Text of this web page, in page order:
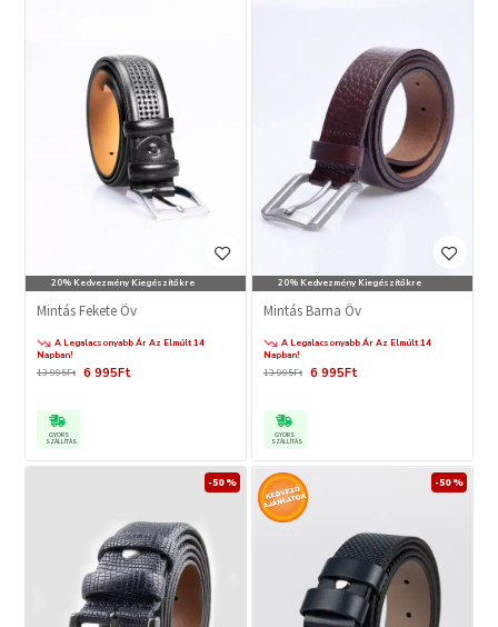
20% Kedvezmény Kiegészítőkre
Mintás Fekete Öv
A Legalacsonyabb Ár Az Elmúlt 14
Napban!
6 995Ft
13 995Ft
GYORS
SZÁLLÍTÁS
20% Kedvezmény Kiegészítőkre
Mintás Barna Öv
A Legalacsonyabb Ár Az Elmúlt 14
Napban!
6 995Ft
13 995Ft
GYORS
SZÁLLÍTÁS
-50 % -50 %